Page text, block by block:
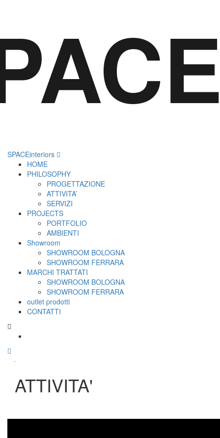
SPACEinteriors
HOME
PHILOSOPHY
PROGETTAZIONE
ATTIVITA’
SERVIZI
PROJECTS
PORTFOLIO
AMBIENTI
Showroom
SHOWROOM BOLOGNA
SHOWROOM FERRARA
MARCHI TRATTATI
SHOWROOM BOLOGNA
SHOWROOM FERRARA
outlet prodotti
CONTATTI
ATTIVITA'